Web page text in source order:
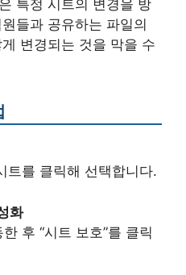
특정 시트의 변경을 방
들과 공유하는 파일의
변경되는 것을 막을 수
트를 클릭해 선택합니다.
화
후 “시트 보호”를 클릭